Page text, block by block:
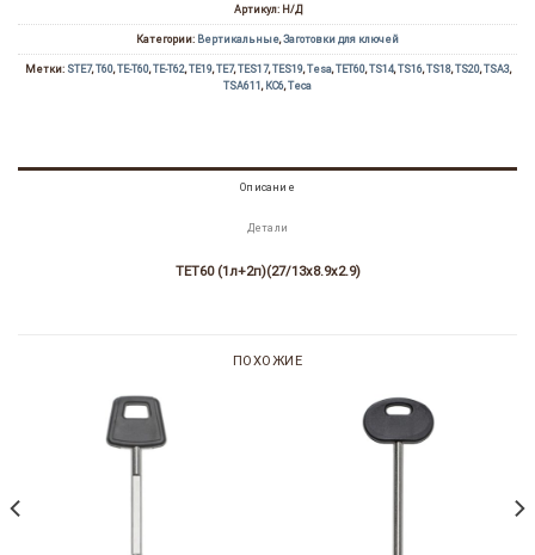
Артикул: Н/Д
Категории: Вертикальные, Заготовки для ключей
Метки: STE7, T60, TE-T60, TE-T62, TE19, TE7, TES17, TES19, Tesa, TET60, TS14, TS16, TS18, TS20, TSA3,
TSA611 , КС6, Теса
Описание
Детали
TET60 (1л+2п)(27/13х8.9х2.9)
ПОХОЖИЕ